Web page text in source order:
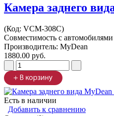
Камера заднего
(Код: VCM-308C)
Совместимость с
Производитель: MyDean
1880.00 руб.
Есть в наличии
Добавить к сравнению